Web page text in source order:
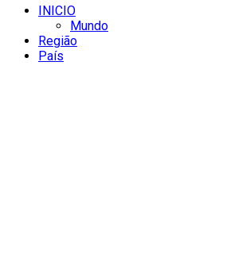
INICIO
Mundo
Região
País